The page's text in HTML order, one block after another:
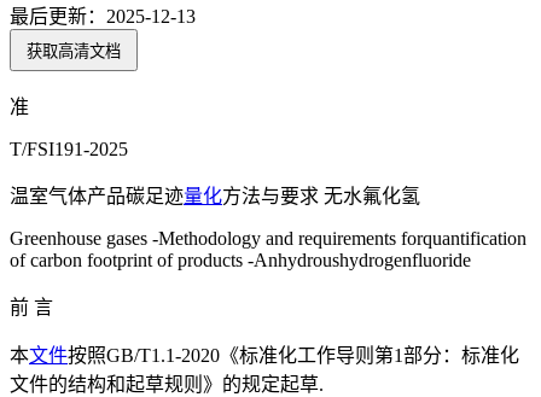
最后更新： 2025-12-13
获取高清文档
准
T/FSI191-2025
温室气体产品碳足迹量化方法与要求 无水氟化氢
Greenhouse gases -Methodology and requirements forquantification
of carbon footprint of products -Anhydroushydrogenfluoride
前 言
本文件按照GB/T1.1-2020《标准化工作导则第1部分：标准化
文件的结构和起草规则》的规定起草.